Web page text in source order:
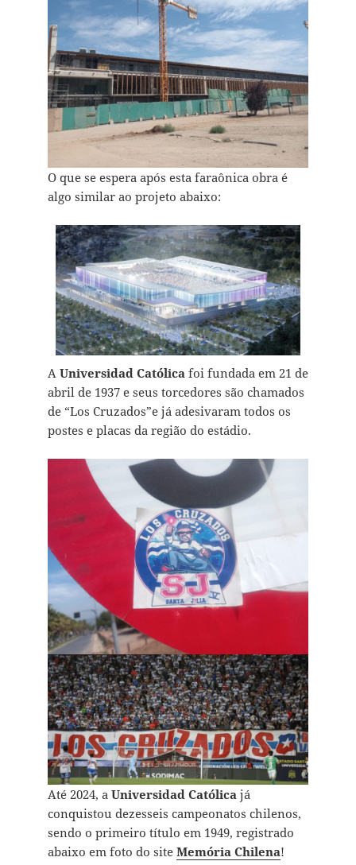
O que se espera após esta faraônica obra é
algo similar ao projeto abaixo:
A Universidad Católica foi fundada em 21 de
abril de 1937 e seus torcedores são chamados
de “Los Cruzados”e já adesivaram todos os
postes e placas da região do estádio.
Até 2024, a Universidad Católica já
conquistou dezesseis campeonatos chilenos,
sendo o primeiro título em 1949, registrado
abaixo em foto do site Memória Chilena!